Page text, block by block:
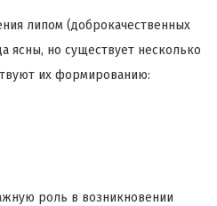
липом (доброкачественных
ясны, но существует несколько
их формированию:
роль в возникновении